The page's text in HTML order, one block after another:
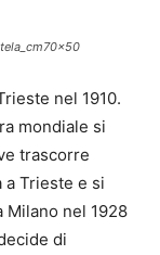
nel 1910.
mondiale si
trascorre
a Trieste e si
Milano nel 1928
di